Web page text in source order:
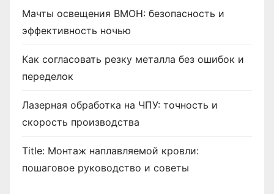
Мачты освещения ВМОН: безопасность и
эффективность ночью
Как согласовать резку металла без ошибок и
переделок
Лазерная обработка на ЧПУ: точность и
скорость производства
Title: Монтаж наплавляемой кровли:
пошаговое руководство и советы